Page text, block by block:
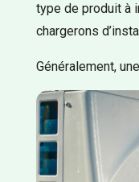
type de produit à
chargerons
Généralement,